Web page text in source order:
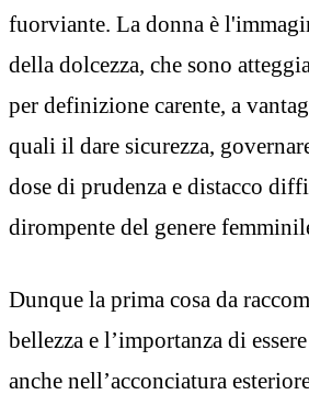
fuorviante. La donna è
della dolcezza, che sono
per definizione carente, a
quali il dare sicurezza,
dose di prudenza e distacco
dirompente del genere
Dunque la prima cosa da
bellezza e l’importanza di
anche nell’acconciatura